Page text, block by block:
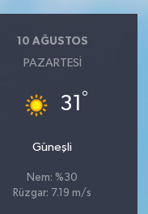
10 AĞUSTOS
PAZARTESI
31 °
Güneşli
Nem: %30
Rüzgar: 7.19 m/s